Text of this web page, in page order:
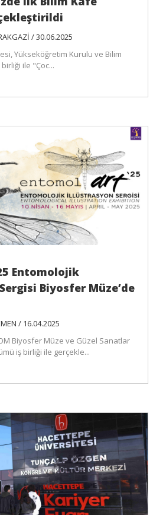
/ 30.06.2025
Yükseköğretim Kurulu ve Bilim
ile "Çoc...
Entomolojik
Biyosfer Müze’de
/ 16.04.2025
Biyosfer Müze ve Güzel Sanatlar
iş birliği ile gerçekle...